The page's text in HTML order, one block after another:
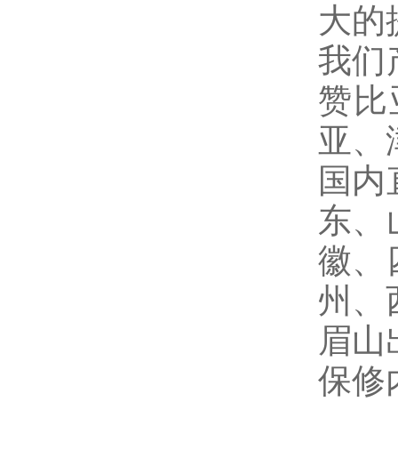
大的
我们
赞
亚、
国
东、
徽、
州、
眉
保修